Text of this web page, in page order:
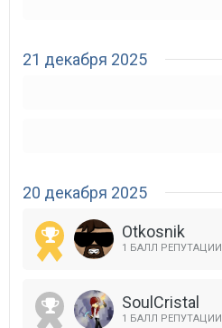
21 декабря 2025
20 декабря 2025
Otkosnik
1 БАЛЛ РЕПУТАЦИИ
SoulCristal
1 БАЛЛ РЕПУТАЦИИ